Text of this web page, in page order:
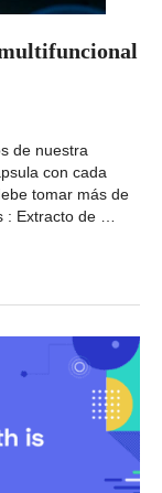
de nuestra
con cada
tomar más de
: Extracto de …